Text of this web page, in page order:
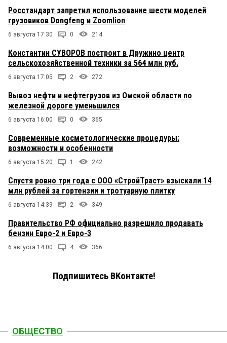
Росстандарт запретил использование шести моделей
грузовиков Dongfeng и Zoomlion
6 августа 17:30 0 214
Константин СУВОРОВ построит в Дружино центр
сельскохозяйственной техники за 564 млн руб.
6 августа 17:05 2 272
Вывоз нефти и нефтегрузов из Омской области по
железной дороге уменьшился
6 августа 16:00 0 365
Современные косметологические процедуры:
возможности и особенности
6 августа 15:20 1 242
Спустя ровно три года с ООО «СтройТраст» взыскали 14
млн рублей за гортензии и тротуарную плитку
6 августа 14:39 2 349
Правительство РФ официально разрешило продавать
бензин Евро-2 и Евро-3
6 августа 14:00 4 366
Подпишитесь ВКонтакте!
ОБЩЕСТВО